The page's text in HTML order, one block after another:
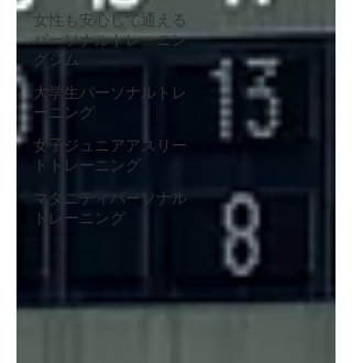
女性も安心して通える
パーソナルトレーニン
グジム
大学生パーソナルトレ
ーニング
女子ジュニアアスリー
トトレーニング
マタニティパーソナル
トレーニング